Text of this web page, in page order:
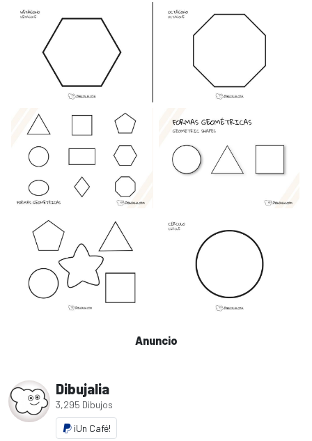
Anuncio
Dibujalia
3,295 Dibujos
¡Un Café!